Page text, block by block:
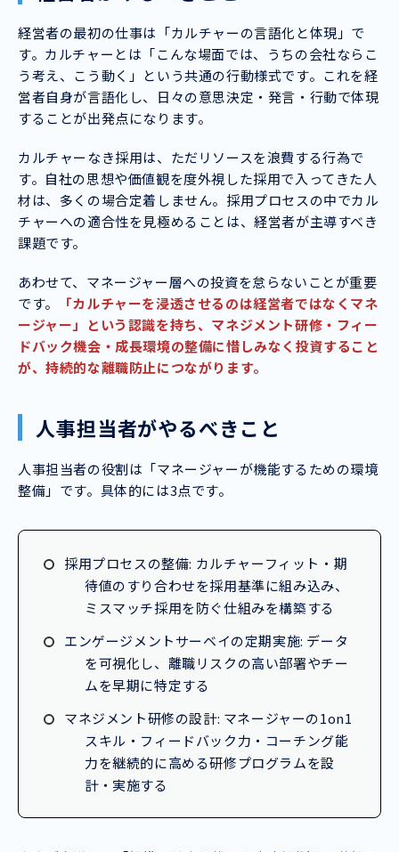
経営者の最初の仕事は「カルチャーの言語化と体現」で
す。カルチャーとは「こんな場面では、うちの会社ならこ
う考え、こう動く」という共通の行動様式です。これを経
営者自身が言語化し、日々の意思決定・発言・行動で体現
することが出発点になります。
カルチャーなき採用は、ただリソースを浪費する行為で
す。自社の思想や価値観を度外視した採用で入ってきた人
材は、多くの場合定着しません。採用プロセスの中でカル
チャーへの適合性を見極めることは、経営者が主導すべき
課題です。
あわせて、マネージャー層への投資を怠らないことが重要
です。
「カルチャーを浸透させるのは経営者ではなくマネ
ージャー」という認識を持ち、マネジメント研修・フィー
ドバック機会・成長環境の整備に惜しみなく投資すること
が、持続的な離職防止につながります。
人事担当者がやるべきこと
人事担当者の役割は「マネージャーが機能するための環境
整備」です。具体的には3点です。
採用プロセスの整備: カルチャーフィット・期
待値のすり合わせを採用基準に組み込み、
ミスマッチ採用を防ぐ仕組みを構築する
エンゲージメントサーベイの定期実施: データ
を可視化し、離職リスクの高い部署やチー
ムを早期に特定する
マネジメント研修の設計: マネージャーの1on1
スキル・フィードバック力・コーチング能
力を継続的に高める研修プログラムを設
計・実施する